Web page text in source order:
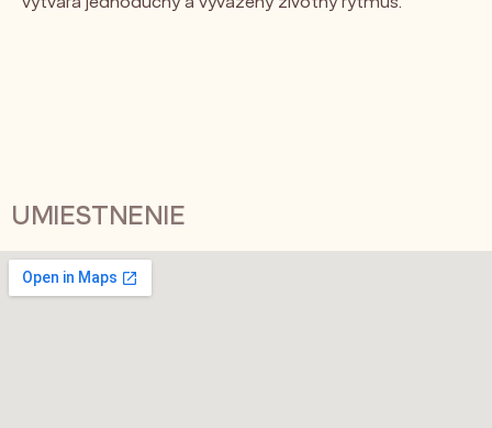
UMIESTNENIE